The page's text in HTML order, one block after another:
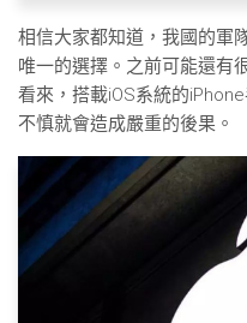
相信大家都知道，我國的軍
唯一的選擇。之前可能還有
看來，搭載iOS系統的
不慎就會造成嚴重的後果。